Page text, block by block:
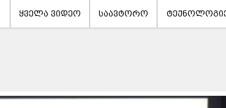
ყველა ვიდეო საავტორო